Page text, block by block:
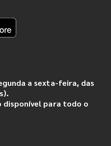
a sexta-feira, das
disponível para todo o